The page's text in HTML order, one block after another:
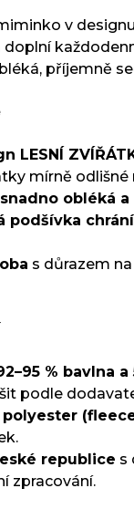
v
doplní
příjemně
LESNÍ
mírně odlišné
obléká
podšívka
s důrazem
% bavlna a
podle
polyester
republice s
zpracování.